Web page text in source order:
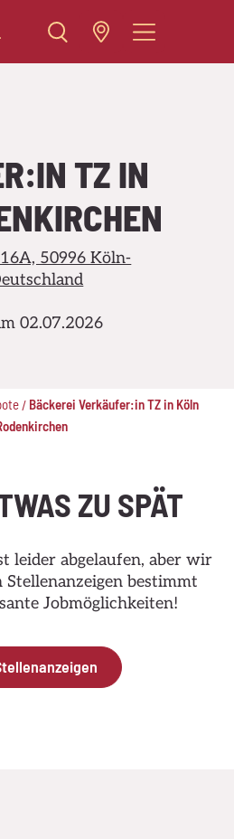
TZ IN
50996 Köln-
02.07.2026
/ Bäckerei Verkäufer:in TZ in Köln
ZU SPÄT
leider abgelaufen, aber wir
Stellenanzeigen bestimmt
Jobmöglichkeiten!